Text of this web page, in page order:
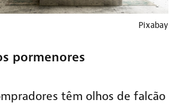
Pixabay
pormenores
têm olhos de falcão